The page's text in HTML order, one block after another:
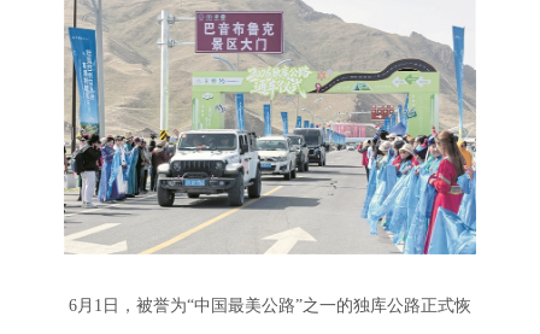
6月1日，被誉为“中国最美公路”之一的独库公路正式恢